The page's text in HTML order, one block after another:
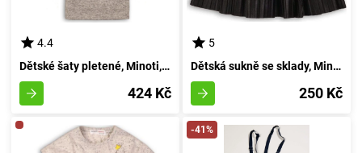
4.4
Dětské šaty pletené, Minoti, WISTFUL 5, šedé - velikost 152/158 | pro věk 12/13 let
424 Kč
5
Dětská sukně se sklady, Minoti, VOID 12, černá - velikost 98/104 | pro věk 3-4 let
250 Kč
-41%